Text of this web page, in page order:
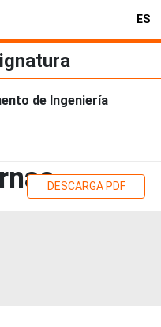
ES
de Ingeniería
DESCARGA PDF